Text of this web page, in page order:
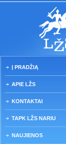
Į PRADŽIĄ
APIE LŽS
KONTAKTAI
TAPK LŽS NARIU
NAUJIENOS